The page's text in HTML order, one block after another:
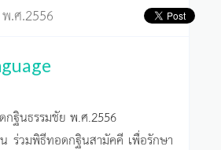
.ศ.2556
ฐินธรรมชัย พ.ศ.2556
ร่วมพิธีทอดกฐินสามัคคี เพื่อรักษา